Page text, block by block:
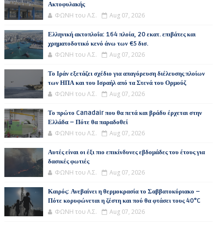
Ακτοφυλακής
ΦΩΝΗ του Λ.Σ. Aug 07, 2026
Ελληνική ακτοπλοΐα: 164 πλοία, 20 εκατ. επιβάτες και
χρηματοδοτικό κενό άνω των €5 δισ.
ΦΩΝΗ του Λ.Σ. Aug 07, 2026
Το Ιράν εξετάζει σχέδιο για απαγόρευση διέλευσης πλοίων
των ΗΠΑ και του Ισραήλ από τα Στενά του Ορμούζ
ΦΩΝΗ του Λ.Σ. Aug 07, 2026
Το πρώτο Canadair που θα πετά και βράδυ έρχεται στην
Ελλάδα – Πότε θα παραδοθεί
ΦΩΝΗ του Λ.Σ. Aug 07, 2026
Αυτές είναι οι έξι πιο επικίνδυνες εβδομάδες του έτους για
δασικές φωτιές
ΦΩΝΗ του Λ.Σ. Aug 07, 2026
Καιρός: Ανεβαίνει η θερμοκρασία το Σαββατοκύριακο –
Πότε κορυφώνεται η ζέστη και πού θα φτάσει τους 40°C
ΦΩΝΗ του Λ.Σ. Aug 07, 2026